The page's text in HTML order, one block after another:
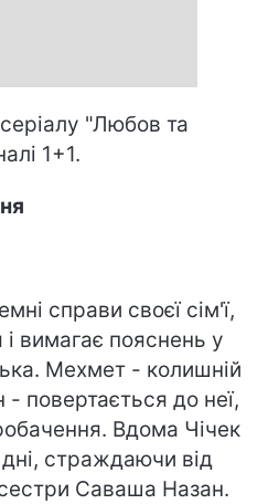
"Любов та
1+1.
справи своєї сім'ї,
вимагає пояснень у
Мехмет - колишній
повертається до неї,
Вдома Чічек
страждаючи від
Саваша Назан.